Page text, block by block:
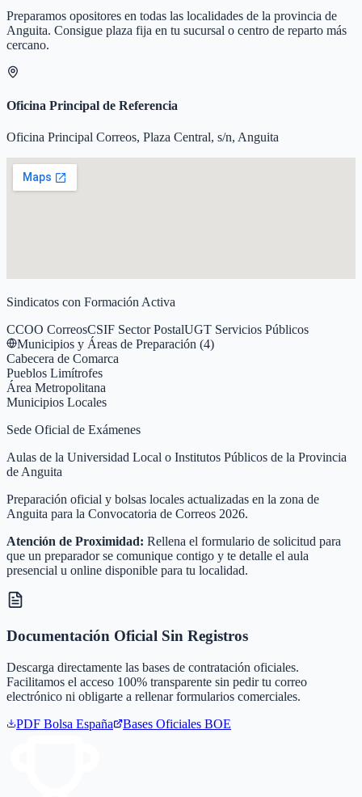
Preparamos opositores en todas las localidades de la provincia de
Anguita. Consigue plaza fija en tu sucursal o centro de reparto más
cercano.
Oficina Principal de Referencia
Oficina Principal Correos, Plaza Central, s/n, Anguita
Sindicatos con Formación Activa
CCOO CorreosCSIF Sector PostalUGT Servicios Públicos
Municipios y Áreas de Preparación (4)
Cabecera de Comarca
Pueblos Limítrofes
Área Metropolitana
Municipios Locales
Sede Oficial de Exámenes
Aulas de la Universidad Local o Institutos Públicos de la Provincia
de Anguita
Preparación oficial y bolsas locales actualizadas en la zona de
Anguita para la Convocatoria de Correos 2026.
Atención de Proximidad: Rellena el formulario de solicitud para
que un preparador se comunique contigo y te detalle el aula
presencial u online disponible para tu localidad.
Documentación Oficial Sin Registros
Descarga directamente las bases de contratación oficiales.
Facilitamos el acceso 100% transparente sin pedir tu correo
electrónico ni obligarte a rellenar formularios comerciales.
PDF Bolsa España Bases Oficiales BOE